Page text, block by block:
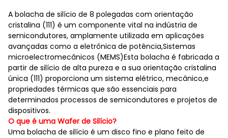
A bolacha de silício de 8 polegadas com orientação
cristalina (111) é um componente vital na indústria de
semicondutores, amplamente utilizada em aplicações
avançadas como a eletrônica de potência,Sistemas
microelectromecânicos (MEMS)Esta bolacha é fabricada a
partir de silício de alta pureza e a sua orientação cristalina
única (111) proporciona um sistema elétrico, mecânico,e
propriedades térmicas que são essenciais para
determinados processos de semicondutores e projetos de
dispositivos.
O que é uma Wafer de Silício?
Uma bolacha de silício é um disco fino e plano feito de